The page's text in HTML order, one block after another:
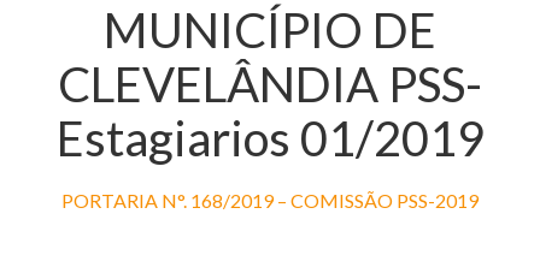
MUNICÍPIO DE
CLEVELÂNDIA PSS-
Estagiarios 01/2019
PORTARIA N°. 168/2019 – COMISSÃO PSS-2019